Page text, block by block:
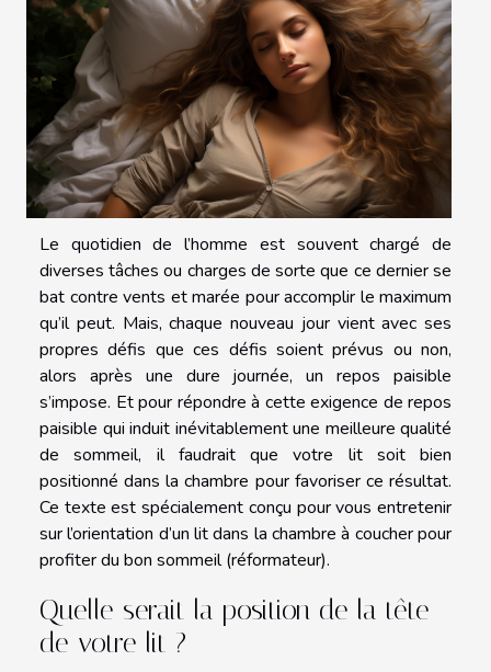
Le quotidien de l’homme est souvent chargé de
diverses tâches ou charges de sorte que ce dernier se
bat contre vents et marée pour accomplir le maximum
qu’il peut. Mais, chaque nouveau jour vient avec ses
propres défis que ces défis soient prévus ou non,
alors après une dure journée, un repos paisible
s’impose. Et pour répondre à cette exigence de repos
paisible qui induit inévitablement une meilleure qualité
de sommeil, il faudrait que votre lit soit bien
positionné dans la chambre pour favoriser ce résultat.
Ce texte est spécialement conçu pour vous entretenir
sur l’orientation d’un lit dans la chambre à coucher pour
profiter du bon sommeil (réformateur).
Quelle serait la position de la tête
de votre lit ?